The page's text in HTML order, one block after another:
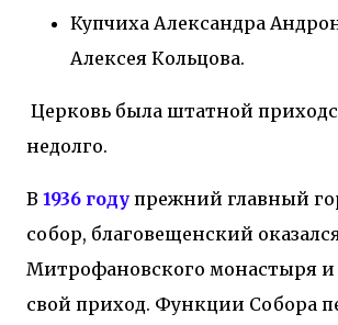
Купчиха Александра
Алексея Кольцова.
Церковь была штатной
недолго.
В 1936 году прежний главный
собор, благовещенский
Митрофановского монастыря и
свой приход. Функции Собора